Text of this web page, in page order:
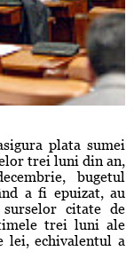
plata sumei
trei luni din an,
bugetul
a fi epuizat, au
citate de
trei luni ale
lei, echivalentul a